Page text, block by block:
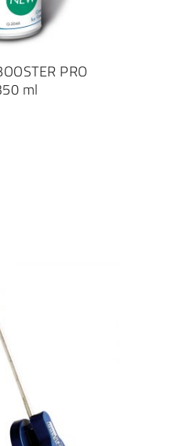
WARENKORBPRO
ml